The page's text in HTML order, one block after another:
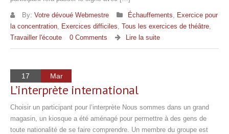
By: Votre dévoué Webmestre Échauffements, Exercice pour
la concentration, Exercices difficiles, Tous les exercices de théâtre,
Travailler l'écoute
0 Comments Lire la suite
17 Mar
L’interprète international
Choisir un participant pour l’interprète Nous sommes dans un grand
magasin, un kiosque a été aménagé pour permettre à des gens de
toute nationalité de se faire comprendre. Un membre du groupe est